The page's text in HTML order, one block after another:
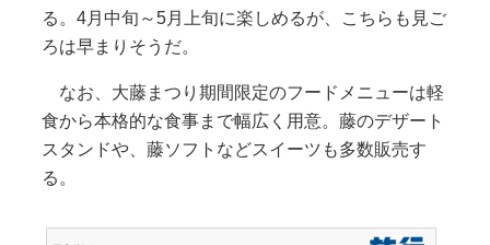
る。4月中旬～5月上旬に楽しめるが、こちらも見ご
ろは早まりそうだ。
なお、大藤まつり期間限定のフードメニューは軽
食から本格的な食事まで幅広く用意。藤のデザート
スタンドや、藤ソフトなどスイーツも多数販売す
る。